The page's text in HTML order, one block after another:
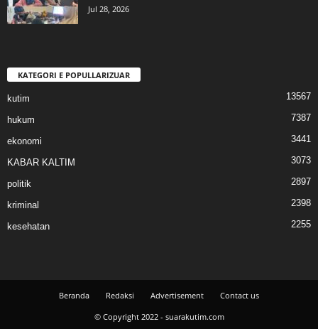
Jul 28, 2026
KATEGORI E POPULLARIZUAR
kutim 13567
hukum 7387
ekonomi 3441
KABAR KALTIM 3073
politik 2897
kriminal 2398
kesehatan 2255
Beranda Redaksi Advertisement
Contact us
© Copyright 2022 - suarakutim.com